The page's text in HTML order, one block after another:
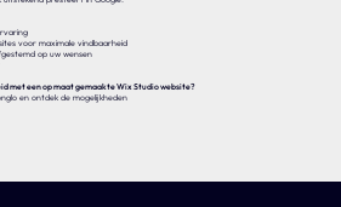
voor maximale vindbaarheid
op uw wensen
met een op maat gemaakte Wix Studio website?
en ontdek de mogelijkheden